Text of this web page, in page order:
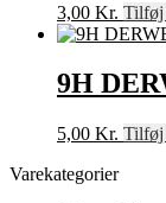
3,00 Kr.
9H
5,00 Kr.
Varekategorier